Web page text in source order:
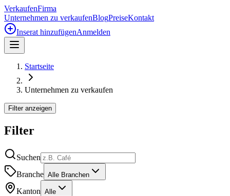
VerkaufenFirma
Unternehmen zu verkaufenBlogPreiseKontakt
Inserat hinzufügenAnmelden
Startseite
Unternehmen zu verkaufen
Filter anzeigen
Filter
Suchen
Branche Alle Branchen
Kanton Alle